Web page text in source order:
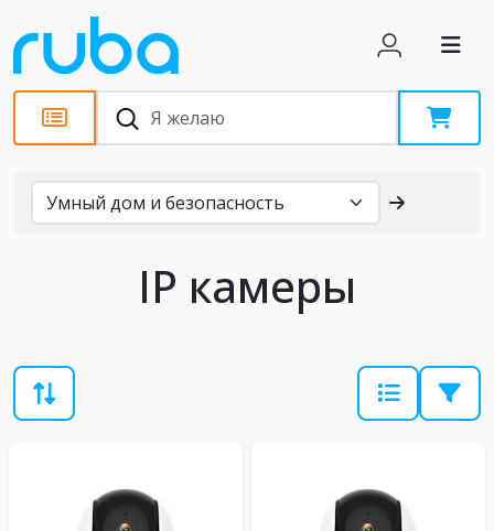
Каталог
IP камеры